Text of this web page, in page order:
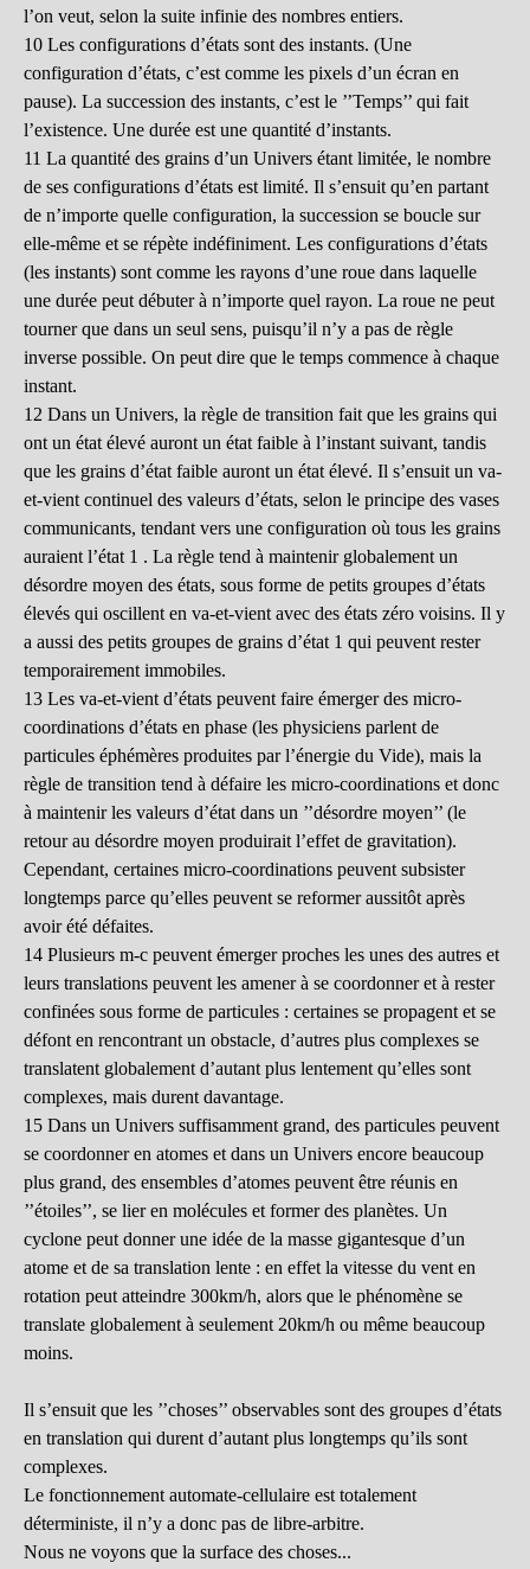
l’on veut, selon la suite infinie des nombres entiers.
10 Les configurations d’états sont des instants. (Une
configuration d’états, c’est comme les pixels d’un écran en
pause). La succession des instants, c’est le ’’Temps’’ qui fait
l’existence. Une durée est une quantité d’instants.
11 La quantité des grains d’un Univers étant limitée, le nombre
de ses configurations d’états est limité. Il s’ensuit qu’en partant
de n’importe quelle configuration, la succession se boucle sur
elle-même et se répète indéfiniment. Les configurations d’états
(les instants) sont comme les rayons d’une roue dans laquelle
une durée peut débuter à n’importe quel rayon. La roue ne peut
tourner que dans un seul sens, puisqu’il n’y a pas de règle
inverse possible. On peut dire que le temps commence à chaque
instant.
12 Dans un Univers, la règle de transition fait que les grains qui
ont un état élevé auront un état faible à l’instant suivant, tandis
que les grains d’état faible auront un état élevé. Il s’ensuit un va-
et-vient continuel des valeurs d’états, selon le principe des vases
communicants, tendant vers une configuration où tous les grains
auraient l’état 1 . La règle tend à maintenir globalement un
désordre moyen des états, sous forme de petits groupes d’états
élevés qui oscillent en va-et-vient avec des états zéro voisins. Il y
a aussi des petits groupes de grains d’état 1 qui peuvent rester
temporairement immobiles.
13 Les va-et-vient d’états peuvent faire émerger des micro-
coordinations d’états en phase (les physiciens parlent de
particules éphémères produites par l’énergie du Vide), mais la
règle de transition tend à défaire les micro-coordinations et donc
à maintenir les valeurs d’état dans un ’’désordre moyen’’ (le
retour au désordre moyen produirait l’effet de gravitation).
Cependant, certaines micro-coordinations peuvent subsister
longtemps parce qu’elles peuvent se reformer aussitôt après
avoir été défaites.
14 Plusieurs m-c peuvent émerger proches les unes des autres et
leurs translations peuvent les amener à se coordonner et à rester
confinées sous forme de particules : certaines se propagent et se
défont en rencontrant un obstacle, d’autres plus complexes se
translatent globalement d’autant plus lentement qu’elles sont
complexes, mais durent davantage.
15 Dans un Univers suffisamment grand, des particules peuvent
se coordonner en atomes et dans un Univers encore beaucoup
plus grand, des ensembles d’atomes peuvent être réunis en
’’étoiles’’, se lier en molécules et former des planètes. Un
cyclone peut donner une idée de la masse gigantesque d’un
atome et de sa translation lente : en effet la vitesse du vent en
rotation peut atteindre 300km/h, alors que le phénomène se
translate globalement à seulement 20km/h ou même beaucoup
moins.
Il s’ensuit que les ’’choses’’ observables sont des groupes d’états
en translation qui durent d’autant plus longtemps qu’ils sont
complexes.
Le fonctionnement automate-cellulaire est totalement
déterministe, il n’y a donc pas de libre-arbitre.
Nous ne voyons que la surface des choses...